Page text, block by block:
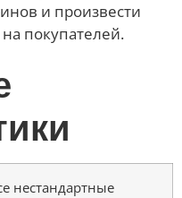
и произвести
покупателей.
нестандартные